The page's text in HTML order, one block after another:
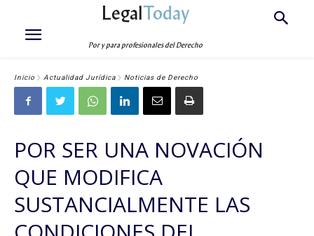
LegalToday
Por y para profesionales del Derecho
Inicio Actualidad Jurídica Noticias de Derecho
POR SER UNA NOVACIÓN
QUE MODIFICA
SUSTANCIALMENTE LAS